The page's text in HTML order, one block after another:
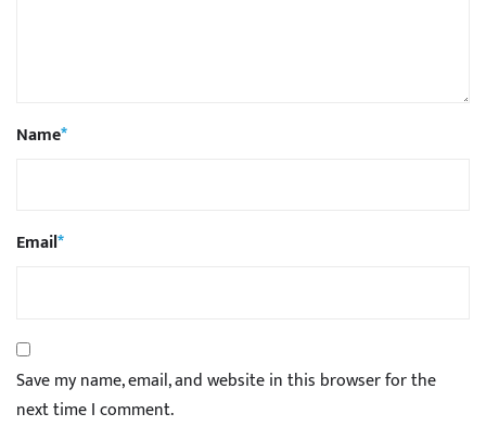
Name*
Email*
Save my name, email, and website in this browser for the
next time I comment.